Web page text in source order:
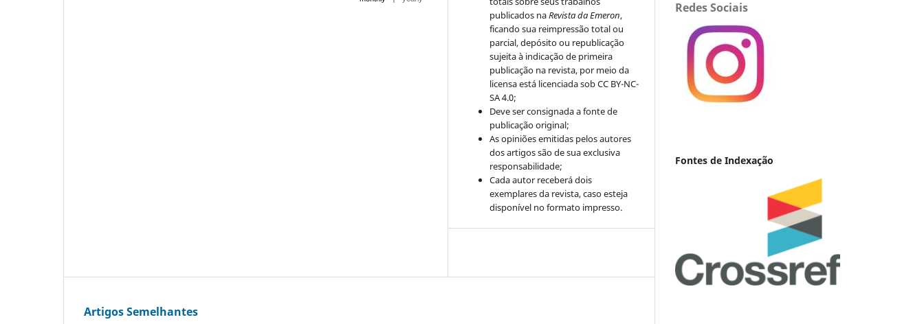
publicados naRevista da Emeron,
ficando sua reimpressão total ou
parcial, depósito ou republicação
sujeita à indicação de primeira
publicação na revista, por meio da
licensa está licenciada sob CC BY-NC-
SA 4.0;
Deve ser consignada a fonte de
publicação original;
As opiniões emitidas pelos autores
dos artigos são de sua exclusiva
responsabilidade;
Cada autor receberá dois
exemplares da revista, caso esteja
disponível no formato impresso.
Artigos Semelhantes
Redes Sociais
Fontes de Indexação